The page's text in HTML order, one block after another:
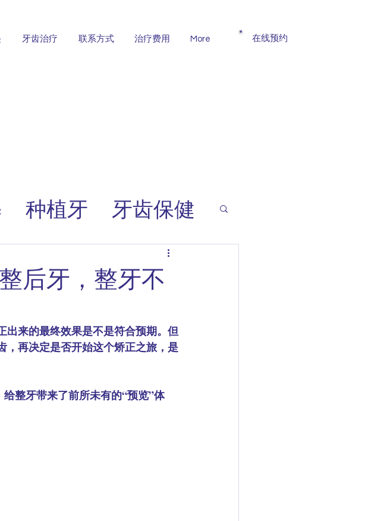
牙齿治疗 联系方式 治疗费用 More ​在线预约
种植牙
牙齿保健
后牙，整牙不
出来的最终效果是不是符合预期。但
，再决定是否开始这个矫正之旅，是
整牙带来了前所未有的“预览”体